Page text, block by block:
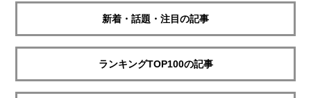
新着・話題・注目の記事
ランキングTOP100の記事